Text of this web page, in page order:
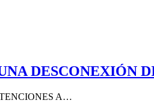
DESCONEXIÓN
A…